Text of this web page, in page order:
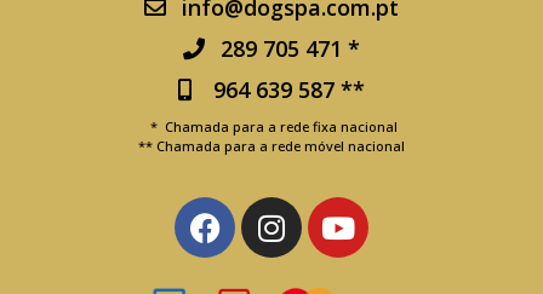
info@dogspa.com.pt
289 705 471 *
964 639 587 **
* Chamada para a rede fixa nacional
** Chamada para a rede móvel nacional